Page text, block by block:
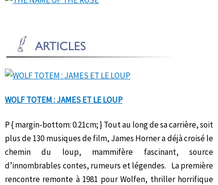
WOLF TOTEM : JAMES ET LE LOUP
P { margin-bottom: 0.21cm; } Tout au long de sa carrière, soit
plus de 130 musiques de film, James Horner a déjà croisé le
chemin du loup, mammifère fascinant, source
d’innombrables contes, rumeurs et légendes. La première
rencontre remonte à 1981 pour Wolfen, thriller horrifique